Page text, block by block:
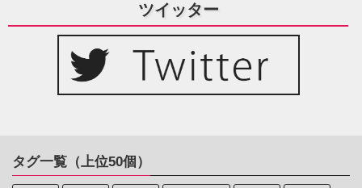
ツイッター
タグ一覧（上位50個）